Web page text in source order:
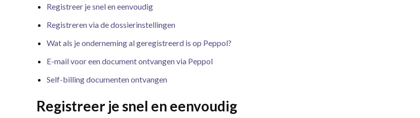
Registreer je snel en eenvoudig
Registreren via de dossierinstellingen
Wat als je onderneming al geregistreerd is op Peppol?
E-mail voor een document ontvangen via Peppol
Self-billing documenten ontvangen
Registreer je snel en eenvoudig